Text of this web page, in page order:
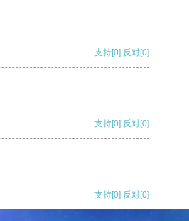
支持[0] 反对[0]
支持[0] 反对[0]
支持[0] 反对[0]